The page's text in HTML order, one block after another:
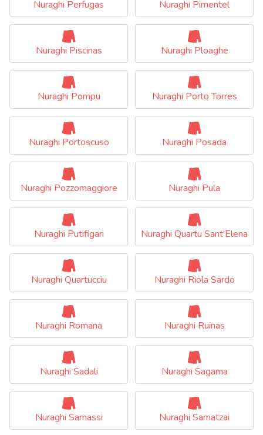
Nuraghi Perfugas Nuraghi Pimentel
Nuraghi Piscinas Nuraghi Ploaghe
Nuraghi Pompu Nuraghi Porto Torres
Nuraghi Portoscuso Nuraghi Posada
Nuraghi Pozzomaggiore Nuraghi Pula
Nuraghi Putifigari Nuraghi Quartu Sant'Elena
Nuraghi Quartucciu Nuraghi Riola Sardo
Nuraghi Romana Nuraghi Ruinas
Nuraghi Sadali Nuraghi Sagama
Nuraghi Samassi Nuraghi Samatzai